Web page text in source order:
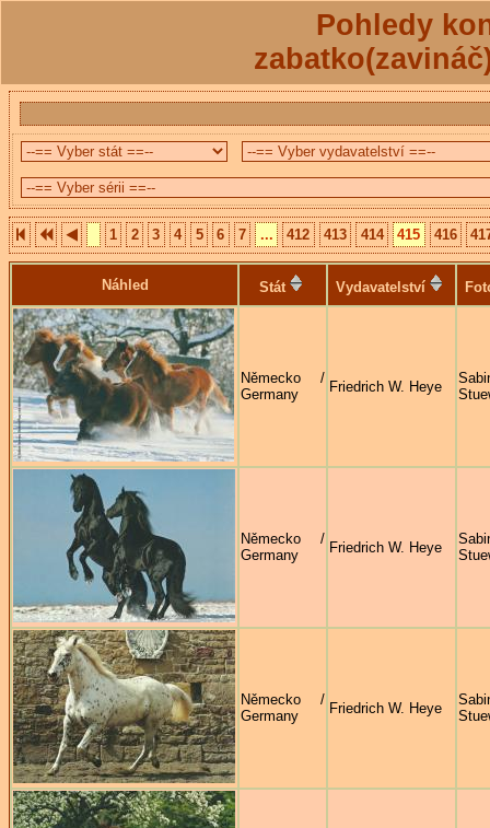
Pohledy
1 2 3 4 5 6 7 ... 412 413 414 415 416
Náhled Stát Vydavatelství
Německo /
Germany
Friedrich W. Heye
Německo /
Germany
Friedrich W. Heye
Německo /
Germany
Friedrich W. Heye